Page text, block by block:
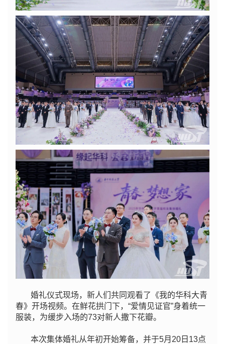
婚礼仪式现场，新人们共同观看了 《我的华科大青
春》开场视频。在鲜花拱门下，“爱情见证官”身着统一
服装，为缓步入场的73对新人撒下花瓣。
本次集体婚礼从年初开始筹备，并于5月20日13点